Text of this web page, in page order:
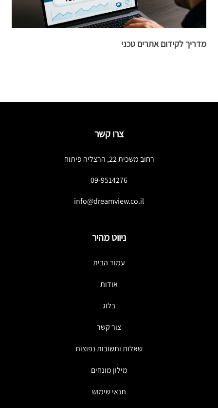
מדריך לקידום אתרים טכני
צרו קשר
רחוב משכית 22, הרצליה פיתוח
09-9514276
info@dreamview.co.il
ניווט מהיר
עמוד הבית
אודות
בלוג
צור קשר
שאלות ותשובות נפוצות
מילון מונחים
תנאי שימוש